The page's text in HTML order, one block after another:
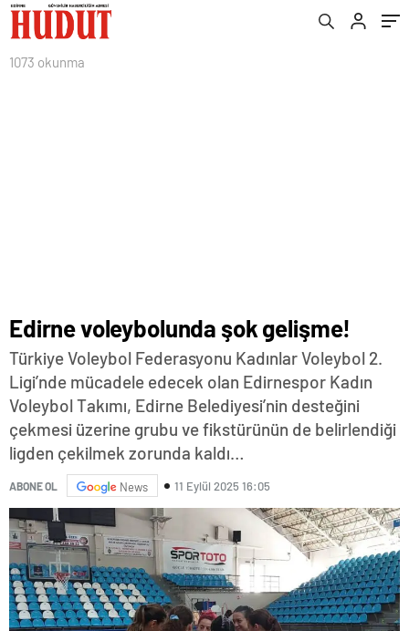
1073 okunma
Edirne voleybolunda şok gelişme!
Türkiye Voleybol Federasyonu Kadınlar Voleybol 2.
Ligi’nde mücadele edecek olan Edirnespor Kadın
Voleybol Takımı, Edirne Belediyesi’nin desteğini
çekmesi üzerine grubu ve fikstürünün de belirlendiği
ligden çekilmek zorunda kaldı…
ABONE OL News 11 Eylül 2025 16:05